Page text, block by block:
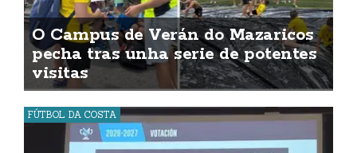
O Campus de Verán do Mazaricos
pecha tras unha serie de potentes
visitas
FÚTBOL DA COSTA